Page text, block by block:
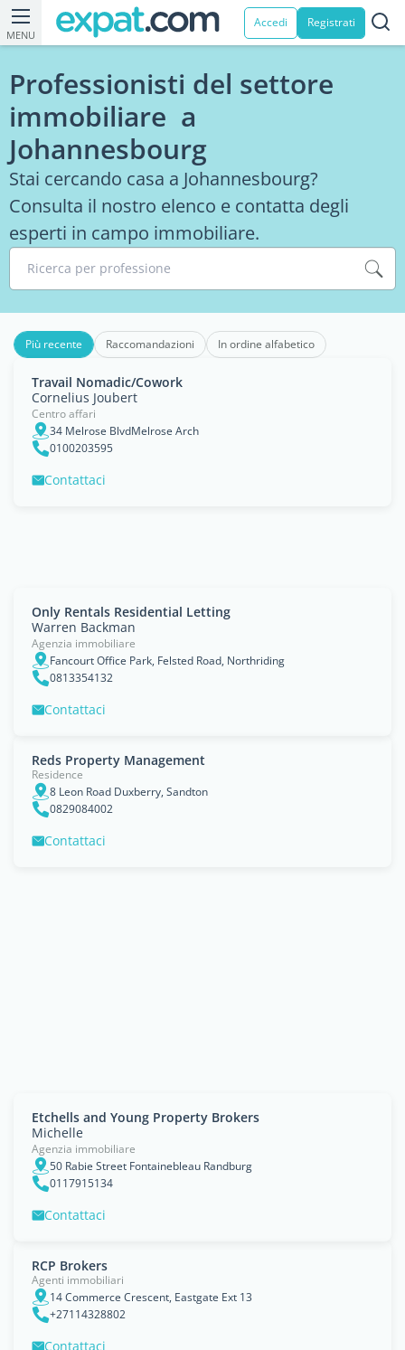
MENU
Accedi Registrati
Professionisti del settore
immobiliare a
Johannesbourg
Stai cercando casa a Johannesbourg?
Consulta il nostro elenco e contatta degli
esperti in campo immobiliare.
Ricerca per professione
Più recente Raccomandazioni In ordine alfabetico
Travail Nomadic/Cowork
Cornelius Joubert
Centro affari
34 Melrose BlvdMelrose Arch
0100203595
Contattaci
Only Rentals Residential Letting
Warren Backman
Agenzia immobiliare
Fancourt Office Park, Felsted Road, Northriding
0813354132
Contattaci
Reds Property Management
Residence
8 Leon Road Duxberry, Sandton
0829084002
Contattaci
Etchells and Young Property Brokers
Michelle
Agenzia immobiliare
50 Rabie Street Fontainebleau Randburg
0117915134
Contattaci
RCP Brokers
Agenti immobiliari
14 Commerce Crescent, Eastgate Ext 13
+27114328802
Contattaci